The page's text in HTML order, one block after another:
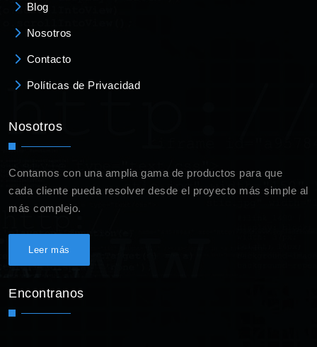
Blog
Nosotros
Contacto
Políticas de Privacidad
Nosotros
Contamos con una amplia gama de productos para que
cada cliente pueda resolver desde el proyecto más simple al
más complejo.
Leer más
Encontranos